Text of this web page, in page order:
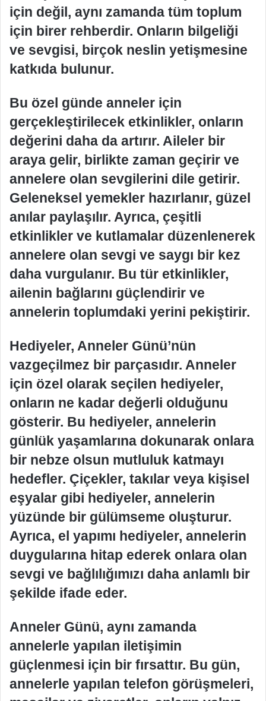
için değil, aynı zamanda tüm toplum
için birer rehberdir. Onların bilgeliği
ve sevgisi, birçok neslin yetişmesine
katkıda bulunur.
Bu özel günde anneler için
gerçekleştirilecek etkinlikler, onların
değerini daha da artırır. Aileler bir
araya gelir, birlikte zaman geçirir ve
annelere olan sevgilerini dile getirir.
Geleneksel yemekler hazırlanır, güzel
anılar paylaşılır. Ayrıca, çeşitli
etkinlikler ve kutlamalar düzenlenerek
annelere olan sevgi ve saygı bir kez
daha vurgulanır. Bu tür etkinlikler,
ailenin bağlarını güçlendirir ve
annelerin toplumdaki yerini pekiştirir.
Hediyeler, Anneler Günü’nün
vazgeçilmez bir parçasıdır. Anneler
için özel olarak seçilen hediyeler,
onların ne kadar değerli olduğunu
gösterir. Bu hediyeler, annelerin
günlük yaşamlarına dokunarak onlara
bir nebze olsun mutluluk katmayı
hedefler. Çiçekler, takılar veya kişisel
eşyalar gibi hediyeler, annelerin
yüzünde bir gülümseme oluşturur.
Ayrıca, el yapımı hediyeler, annelerin
duygularına hitap ederek onlara olan
sevgi ve bağlılığımızı daha anlamlı bir
şekilde ifade eder.
Anneler Günü, aynı zamanda
annelerle yapılan iletişimin
güçlenmesi için bir fırsattır. Bu gün,
annelerle yapılan telefon görüşmeleri,